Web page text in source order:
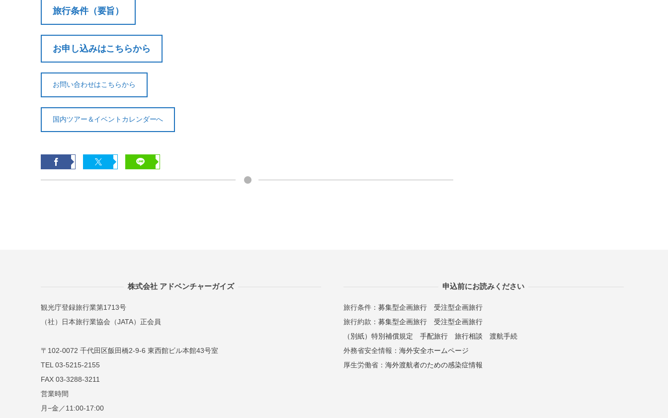
旅行条件（要旨）
お申し込みはこちらから
お問い合わせはこちらから
国内ツアー＆イベントカレンダーへ
株式会社 アドベンチャーガイズ
観光庁登録旅行業第1713号
（社）日本旅行業協会（JATA）正会員
〒102-0072 千代田区飯田橋2-9-6 東西館ビル本館43号室
TEL 03-5215-2155
FAX 03-3288-3211
営業時間
月−金／11:00-17:00
申込前にお読みください
旅行条件： 募集型企画旅行
受注型企画旅行
旅行約款： 募集型企画旅行
受注型企画旅行
（別紙）特別補償規定
手配旅行 旅行相談
渡航手続
外務省安全情報： 海外安全ホームページ
厚生労働省： 海外渡航者のための感染症情報